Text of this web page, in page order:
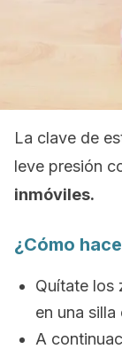
La clave de
leve presión
inmóviles.
¿Cómo
Quítate los
en una
A